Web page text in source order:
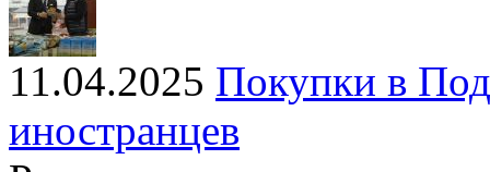
11.04.2025 Покупки в
иностранцев